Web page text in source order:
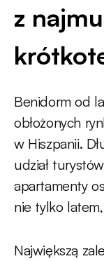
z najmu
Benidorm od
obłożonych
w Hiszpanii.
udział
apartamenty
nie tylko
Największą